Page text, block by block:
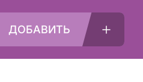
ДОБАВИТЬ